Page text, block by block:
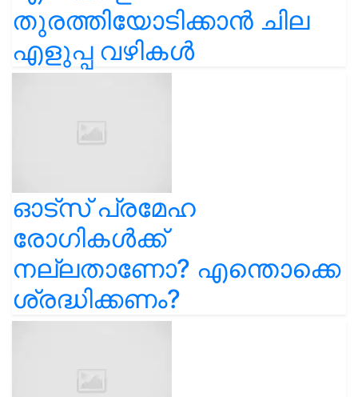
തുരത്തിയോടിക്കാൻ ചില
എളുപ്പ വഴികൾ
ഓട്സ് പ്രമേഹ
രോഗികൾക്ക്
നല്ലതാണോ? എന്തൊക്കെ
ശ്രദ്ധിക്കണം?